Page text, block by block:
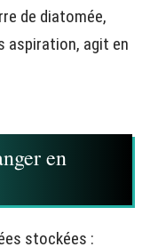
de diatomée,
aspiration, agit en
en
stockées :